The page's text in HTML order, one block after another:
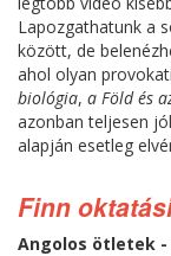
Lapozgathatunk a
között, de
ahol olyan
biológia, a Föld és
azonban teljesen
alapján esetleg
Finn
Angolos ötletek -